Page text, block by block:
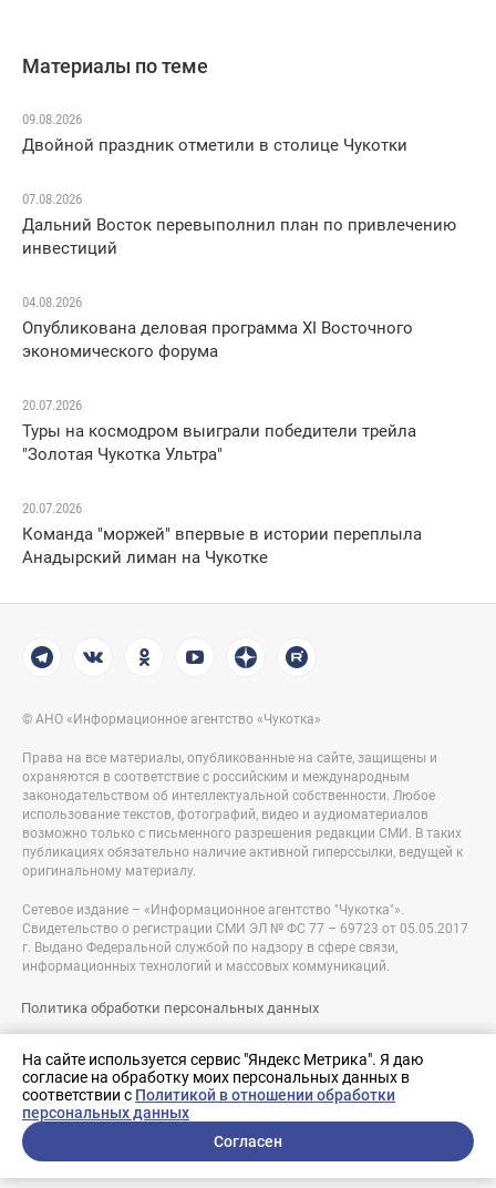
На сайте используется сервис "Яндекс Метрика". Я даю
согласие на обработку моих персональных данных в
соответствии с Политикой в отношении обработки
персональных данных
Согласен
Материалы по теме
09.08.2026
Двойной праздник отметили в столице Чукотки
07.08.2026
Дальний Восток перевыполнил план по привлечению
инвестиций
04.08.2026
Опубликована деловая программа XI Восточного
экономического форума
20.07.2026
Туры на космодром выиграли победители трейла
"Золотая Чукотка Ультра"
20.07.2026
Команда "моржей" впервые в истории переплыла
Анадырский лиман на Чукотке
© АНО «Информационное агентство «Чукотка»
Права на все материалы, опубликованные на сайте, защищены и
охраняются в соответствие с российским и международным
законодательством об интеллектуальной собственности. Любое
использование текстов, фотографий, видео и аудиоматериалов
возможно только с письменного разрешения редакции СМИ. В таких
публикациях обязательно наличие активной гиперссылки, ведущей к
оригинальному материалу.
Сетевое издание – «Информационное агентство "Чукотка"».
Свидетельство о регистрации СМИ ЭЛ № ФС 77 – 69723 от 05.05.2017
г. Выдано Федеральной службой по надзору в сфере связи,
информационных технологий и массовых коммуникаций.
Политика обработки персональных данных
Разработка сайта:
nologostudio.ru